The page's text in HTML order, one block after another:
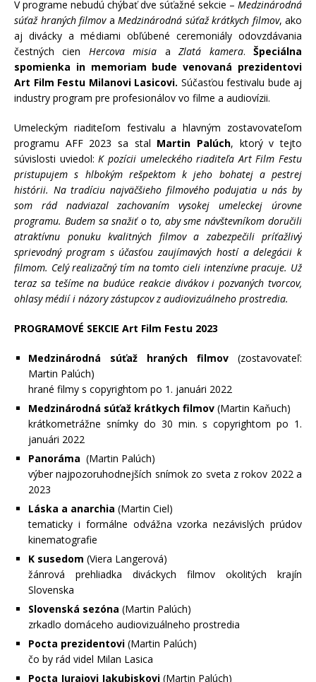
V programe nebudú chýbať dve súťažné sekcie – Medzinárodná
súťaž hraných filmova Medzinárodná súťaž krátkych filmov, ako
aj divácky a médiami obľúbené ceremoniály odovzdávania
čestných cien Hercova misia aZlatá kamera.Špeciálna
spomienka in memoriam bude venovaná prezidentovi
Art Film Festu Milanovi Lasicovi. Súčasťou festivalu bude aj
industry program pre profesionálov vo filme a audiovízii.
Umeleckým riaditeľom festivalu a hlavným zostavovateľom
programu AFF 2023 sa stal Martin Palúch, ktorý v tejto
súvislosti uviedol: K pozícii umeleckého riaditeľa Art Film Festu
pristupujem s hlbokým rešpektom k jeho bohatej a pestrej
histórii. Na tradíciu najväčšieho filmového podujatia u nás by
som rád nadviazal zachovaním vysokej umeleckej úrovne
programu. Budem sa snažiť o to, aby sme návštevníkom doručili
atraktívnu ponuku kvalitných filmov a zabezpečili príťažlivý
sprievodný program s účasťou zaujímavých hostí a delegácii k
filmom. Celý realizačný tím na tomto cieli intenzívne pracuje. Už
teraz sa tešíme na budúce reakcie divákov i pozvaných tvorcov,
ohlasy médií i názory zástupcov z audiovizuálneho prostredia.
PROGRAMOVÉ SEKCIE Art Film Festu 2023
Medzinárodná súťaž hraných filmov (zostavovateľ:
Martin Palúch)
hrané filmy s copyrightom po 1. januári 2022
Medzinárodná súťaž krátkych filmov (Martin Kaňuch)
krátkometrážne snímky do 30 min. s copyrightom po 1.
januári 2022
Panoráma (Martin Palúch)
výber najpozoruhodnejších snímok zo sveta z rokov 2022 a
2023
Láska a anarchia (Martin Ciel)
tematicky i formálne odvážna vzorka nezávislých prúdov
kinematografie
K susedom (Viera Langerová)
žánrová prehliadka diváckych filmov okolitých krajín
Slovenska
Slovenská sezóna (Martin Palúch)
zrkadlo domáceho audiovizuálneho prostredia
Pocta prezidentovi (Martin Palúch)
čo by rád videl Milan Lasica
Pocta Jurajovi Jakubiskovi (Martin Palúch)